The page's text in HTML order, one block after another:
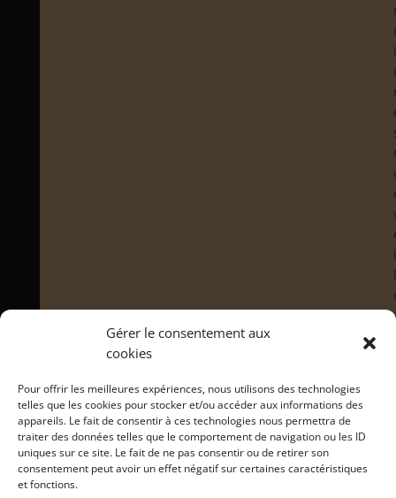
Gérer le consentement aux
cookies
Pour offrir les meilleures expériences, nous utilisons des technologies
telles que les cookies pour stocker et/ou accéder aux informations des
appareils. Le fait de consentir à ces technologies nous permettra de
traiter des données telles que le comportement de navigation ou les ID
uniques sur ce site. Le fait de ne pas consentir ou de retirer son
consentement peut avoir un effet négatif sur certaines caractéristiques
et fonctions.
i
l
l